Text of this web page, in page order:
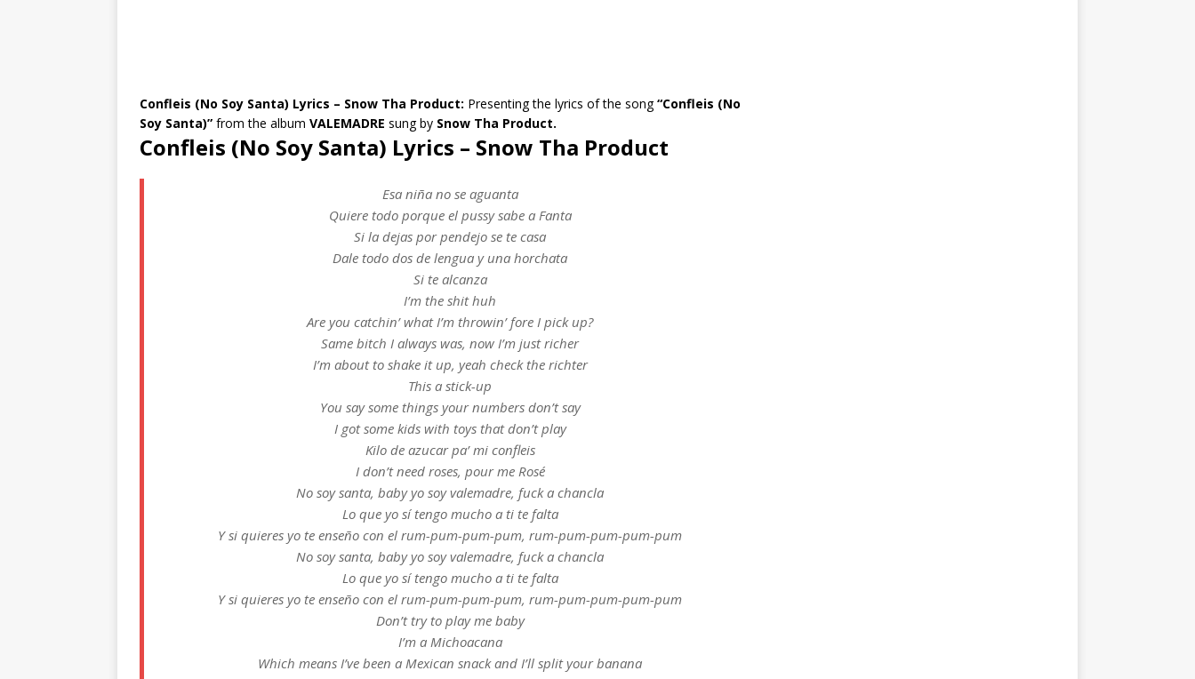
Confleis (No Soy Santa) Lyrics – Snow Tha Product: Presenting the lyrics of the song“Confleis (No
Soy Santa)” from the album VALEMADRE sung by Snow Tha Product.
Confleis (No Soy Santa) Lyrics – Snow Tha Product
Esa niña no se aguanta
Quiere todo porque el pussy sabe a Fanta
Si la dejas por pendejo se te casa
Dale todo dos de lengua y una horchata
Si te alcanza
I’m the shit huh
Are you catchin’ what I’m throwin’ fore I pick up?
Same bitch I always was, now I’m just richer
I’m about to shake it up, yeah check the richter
This a stick-up
You say some things your numbers don’t say
I got some kids with toys that don’t play
Kilo de azucar pa’ mi confleis
I don’t need roses, pour me Rosé
No soy santa, baby yo soy valemadre, fuck a chancla
Lo que yo sí tengo mucho a ti te falta
Y si quieres yo te enseño con el rum-pum-pum-pum, rum-pum-pum-pum-pum
No soy santa, baby yo soy valemadre, fuck a chancla
Lo que yo sí tengo mucho a ti te falta
Y si quieres yo te enseño con el rum-pum-pum-pum, rum-pum-pum-pum-pum
Don’t try to play me baby
I’m a Michoacana
Which means I’ve been a Mexican snack and I’ll split your banana